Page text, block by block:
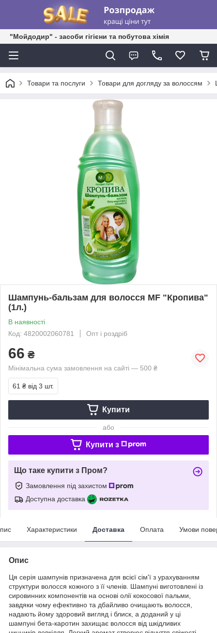
"Мойдодир" - засоби гігієни та побутова хімія
Товари та послуги Товари для догляду за волоссям
Шампунь-бальзам для волосся MF "Кропива"
(1л.)
В наявності
Код: 4820002060781
Опт і роздріб
66 ₴
Мінімальна сума замовлення на сайті — 500 ₴
61 ₴ від 3 шт.
Купити
або
Купити з
Що таке купити з Пром?
Замовлення під захистом
Доступна доставка
Характеристики Доставка Оплата Умови
Опис
Ця серія шампунів призначена для всієї сім'ї з урахуванням
структури волосся кожного з її членів. Шампуні виготовлені із
сировинних компонентів на основі олії кокосової пальми,
завдяки чому ефективно та дбайливо очищають волосся,
надають йому здоровий вигляд і блиск, а доданий у ці
шампуні бета-каротин захищає волосся від шкідливих